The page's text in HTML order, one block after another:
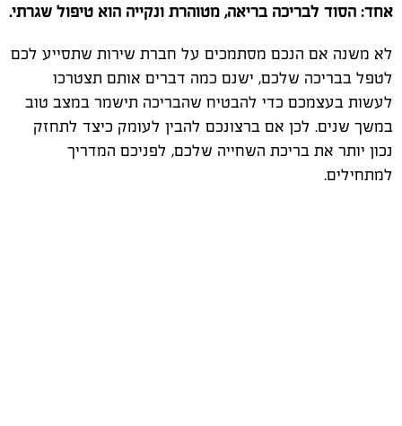
אחד: הסוד לבריכה בריאה, מטוהרת ונקייה הוא טיפול שגרתי.
לא משנה אם הנכם מסתמכים על חברת שירות שתסייע לכם
לטפל בבריכה שלכם, ישנם כמה דברים אותם תצטרכו
לעשות בעצמכם כדי להבטיח שהבריכה תישמר במצב טוב
במשך שנים. לכן אם ברצונכם להבין לעומק כיצד לתחזק
נכון יותר את בריכת השחייה שלכם, לפניכם המדריך
למתחילים.